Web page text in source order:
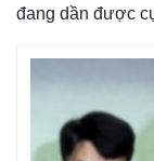
đang dần được